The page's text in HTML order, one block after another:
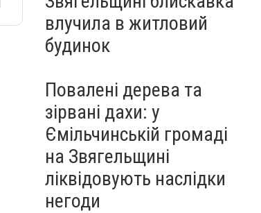
влучила в житловий
будинок
Повалені дерева та
зірвані дахи: у
Ємільчинській громаді
на Звягельщині
ліквідовують наслідки
негоди